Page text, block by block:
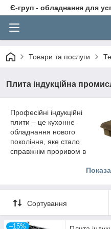
Є-груп - обладнання для
Товари та послуги
Плита індукційна
Професійні індукційні
плити – це кухонне
обладнання нового
покоління, яке стало
справжнім проривом в
кулінарних страв у закладах
посуду здійснюється шляхом
вихрових струмів, що
Коефіцієнт корисної
ефективно, порівняно з
Сортування
–15%